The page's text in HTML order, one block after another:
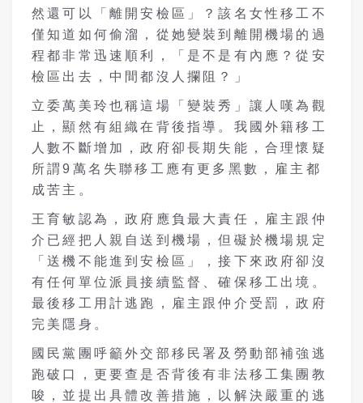
然還可以「離開安檢區」？該名女性移工不
僅知道如何偷溜，從她變裝到離開機場的過
程都非常迅速順利，「是不是有內應？從安
檢區出去，中間都沒人攔阻？」
立委萬美玲也稱這場「變裝秀」讓人嘆為觀
止，顯然有組織在背後指導。我國外籍移工
人數不斷增加，政府卻長期失能，合理懷疑
所謂9萬名失聯移工應有更多黑數，雇主都
成苦主。
王育敏認為，政府應負最大責任，雇主跟仲
介已經把人親自送到機場，但礙於機場規定
「送機不能進到安檢區」，接下來政府卻沒
有任何單位派員接續監督、確保移工出境。
最後移工用計逃跑，雇主跟仲介受罰，政府
完美隱身。
國民黨團呼籲外交部移民署及勞動部補強逃
跑破口，更要查是否背後有非法移工集團教
唆，並提出具體改善措施，以解決嚴重的逃